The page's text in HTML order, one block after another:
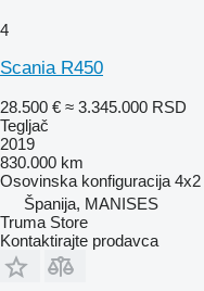
4
Scania R450
28.500 € ≈ 3.345.000 RSD
Tegljač
2019
830.000 km
Osovinska konfiguracija 4x2
Španija, MANISES
Truma Store
Kontaktirajte prodavca